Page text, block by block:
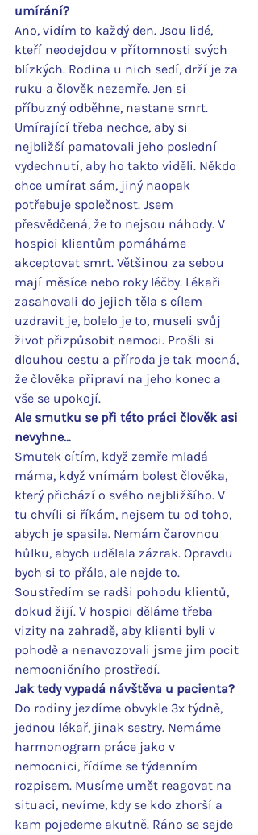
umírání?
Ano, vidím to každý den. Jsou lidé,
kteří neodejdou v přítomnosti svých
blízkých. Rodina u nich sedí, drží je za
ruku a člověk nezemře. Jen si
příbuzný odběhne, nastane smrt.
Umírající třeba nechce, aby si
nejbližší pamatovali jeho poslední
vydechnutí, aby ho takto viděli. Někdo
chce umírat sám, jiný naopak
potřebuje společnost. Jsem
přesvědčená, že to nejsou náhody. V
hospici klientům pomáháme
akceptovat smrt. Většinou za sebou
mají měsíce nebo roky léčby. Lékaři
zasahovali do jejich těla s cílem
uzdravit je, bolelo je to, museli svůj
život přizpůsobit nemoci. Prošli si
dlouhou cestu a příroda je tak mocná,
že člověka připraví na jeho konec a
vše se upokojí.
Ale smutku se při této práci člověk asi
nevyhne…
Smutek cítím, když zemře mladá
máma, když vnímám bolest člověka,
který přichází o svého nejbližšího. V
tu chvíli si říkám, nejsem tu od toho,
abych je spasila. Nemám čarovnou
hůlku, abych udělala zázrak. Opravdu
bych si to přála, ale nejde to.
Soustředím se radši pohodu klientů,
dokud žijí. V hospici děláme třeba
vizity na zahradě, aby klienti byli v
pohodě a nenavozovali jsme jim pocit
nemocničního prostředí.
Jak tedy vypadá návštěva u pacienta?
Do rodiny jezdíme obvykle 3x týdně,
jednou lékař, jinak sestry. Nemáme
harmonogram práce jako v
nemocnici, řídíme se týdenním
rozpisem. Musíme umět reagovat na
situaci, nevíme, kdy se kdo zhorší a
kam pojedeme akutně. Ráno se sejde